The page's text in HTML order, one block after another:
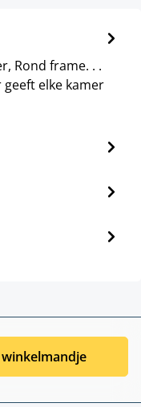
Rond frame. . .
elke kamer